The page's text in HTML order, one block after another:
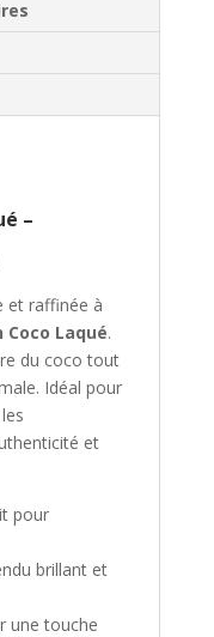
–
et raffinée à
Coco Laqué.
du coco tout
Idéal pour
et
pour
brillant et
une touche